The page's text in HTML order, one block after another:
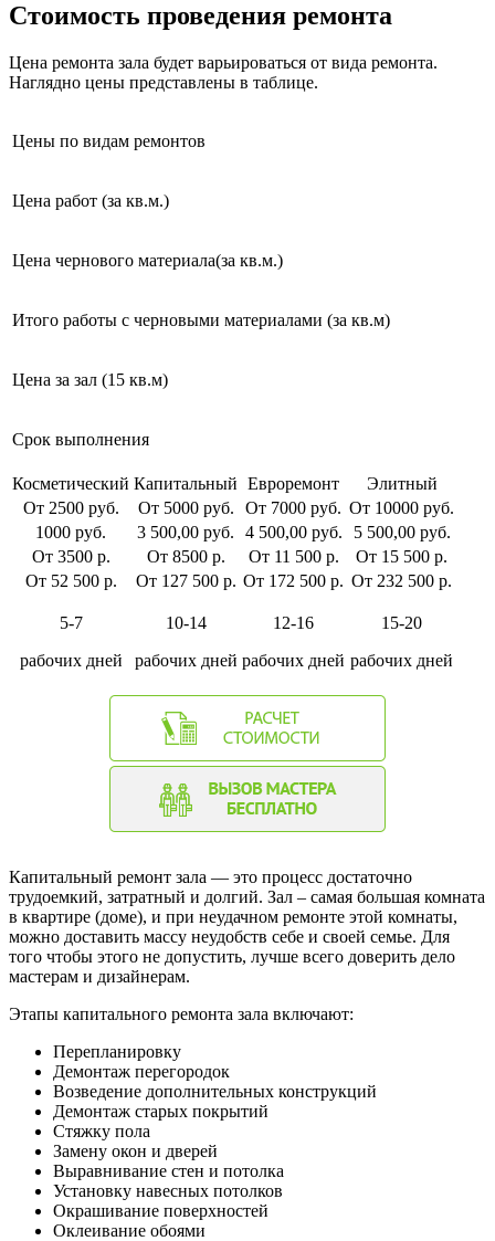
Стоимость проведения ремонта
Цена ремонта зала будет варьироваться от вида ремонта.
Наглядно цены представлены в таблице.
Цены по видам ремонтов
Цена работ (за кв.м.)
Цена чернового материала(за кв.м.)
Итого работы с черновыми материалами (за кв.м)
Цена за зал (15 кв.м)
Срок выполнения
Косметический Капитальный Евроремонт
Элитный
От 2500 руб.
От 5000 руб. От 7000 руб. От 10000 руб.
1000 руб.
3 500,00 руб. 4 500,00 руб.
5 500,00 руб.
От 3500 р.
От 8500 р. От 11 500 р.
От 15 500 р.
От 52 500 р.
От 127 500 р. От 172 500 р. От 232 500 р.
5-7
рабочих дней
10-14
рабочих дней
12-16
рабочих дней
15-20
рабочих дней
Капитальный ремонт зала — это процесс достаточно
трудоемкий, затратный и долгий. Зал – самая большая комната
в квартире (доме), и при неудачном ремонте этой комнаты,
можно доставить массу неудобств себе и своей семье. Для
того чтобы этого не допустить, лучше всего доверить дело
мастерам и дизайнерам.
Этапы капитального ремонта зала включают:
Перепланировку
Демонтаж перегородок
Возведение дополнительных конструкций
Демонтаж старых покрытий
Стяжку пола
Замену окон и дверей
Выравнивание стен и потолка
Установку навесных потолков
Окрашивание поверхностей
Оклеивание обоями